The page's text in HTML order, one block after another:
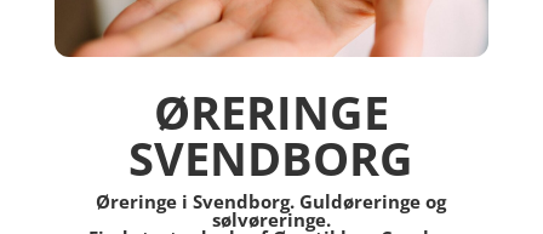
ØRERINGE
SVENDBORG
Øreringe i Svendborg. Guldøreringe og
sølvøreringe.